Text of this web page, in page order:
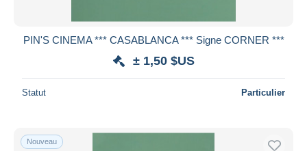
PIN'S CINEMA *** CASABLANCA *** Signe CORNER ***
± 1,50 $US
Statut Particulier
Nouveau